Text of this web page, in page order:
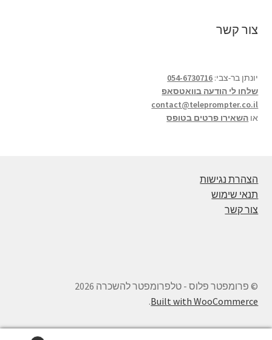
צור קשר
יונתן בר-צבי: 054-6730716
שלחו לי הודעה בוואטסאפ
contact@teleprompter.co.il
או השאירו פרטים בטופס
הצהרת נגישות
תנאי שימוש
צור קשר
© פרומפטר פלוס - טלפרומפטר להשכרה 2026
Built with WooCommerce
.